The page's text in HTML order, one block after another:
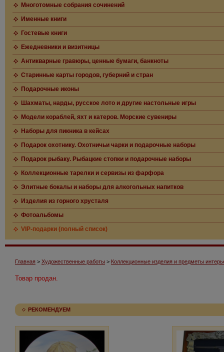
Многотомные собрания сочинений
Именные книги
Гостевые книги
Ежедневники и визитницы
Антикварные гравюры, ценные бумаги, банкноты
Старинные карты городов, губерний и стран
Подарочные иконы
Шахматы, нарды, русское лото и другие настольные игры
Модели кораблей, яхт и катеров. Морские сувениры
Наборы для пикника в кейсах
Подарок охотнику. Охотничьи чарки и подарочные наборы
Подарок рыбаку. Рыбацкие стопки и подарочные наборы
Коллекционные тарелки и сервизы из фарфора
Элитные бокалы и наборы для алкогольных напитков
Изделия из горного хрусталя
Фотоальбомы
VIP-подарки (полный список)
Главная > Художественные работы > Коллекционные изделия и предметы
Товар продан.
РЕКОМЕНДУЕМ